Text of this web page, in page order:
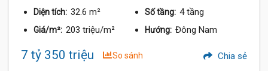
Diện tích: 32.6 m² Số tầng: 4 tầng
Giá/m²: 203 triệu/m² Hướng: Đông Nam
7 tỷ 350 triệu So sánh Chia sẻ